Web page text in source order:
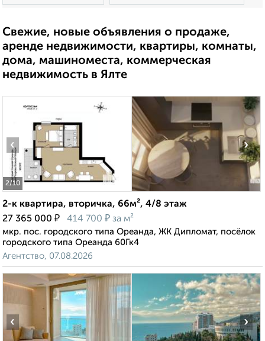
Свежие, новые объявления о продаже,
аренде недвижимости, квартиры, комнаты,
дома, машиноместа, коммерческая
недвижимость в Ялте
2/10
‹ ›
2-к квартира, вторичка, 66м², 4/8 этаж
27 365 000 ₽ 414 700 ₽ за м²
мкр. пос. городского типа Ореанда, ЖК Дипломат, посёлок
городского типа Ореанда 60Гк4
Агентство, 07.08.2026
‹ ›